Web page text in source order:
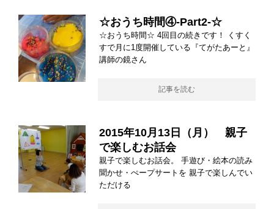
☆おうち時間④-Part2-☆
☆おうち時間☆ 4回目の続きです！ くすく
すで月に1度開催している『てがたあーと』
講師の鏡さん
記事を読む
2015年10月13日（月） 親子
で楽しむお話会
親子で楽しむお話会。 手遊び・絵本の読み
聞かせ・ぺープサートを 親子で楽しんでい
ただける